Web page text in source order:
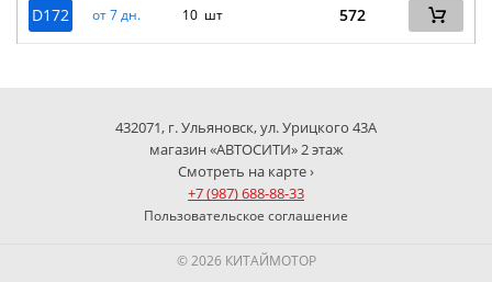
D172
от 7 дн. 10 шт 572
432071, г. Ульяновск, ул. Урицкого 43А
магазин «АВТОСИТИ» 2 этаж
Смотреть на карте ›
+7 (987) 688-88-33
Пользовательское соглашение
© 2026 КИТАЙМОТОР